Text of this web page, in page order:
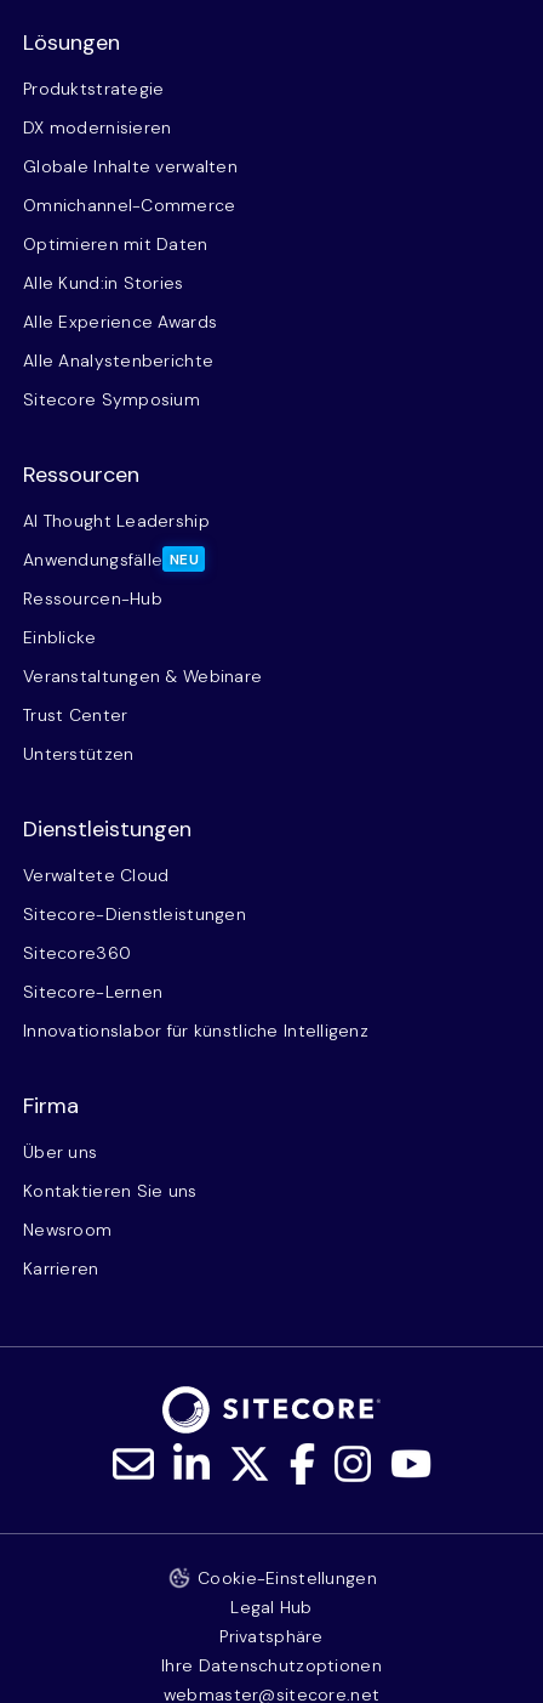
Lösungen
Produktstrategie
DX modernisieren
Globale Inhalte verwalten
Omnichannel-Commerce
Optimieren mit Daten
Alle Kund:in Stories
Alle Experience Awards
Alle Analystenberichte
Sitecore Symposium
Ressourcen
AI Thought Leadership
Anwendungsfälle NEU
Ressourcen-Hub
Einblicke
Veranstaltungen & Webinare
Trust Center
Unterstützen
Dienstleistungen
Verwaltete Cloud
Sitecore-Dienstleistungen
Sitecore360
Sitecore-Lernen
Innovationslabor für künstliche Intelligenz
Firma
Über uns
Kontaktieren Sie uns
Newsroom
Karrieren
Cookie-Einstellungen
Legal Hub
Privatsphäre
Ihre Datenschutzoptionen
webmaster@sitecore.net